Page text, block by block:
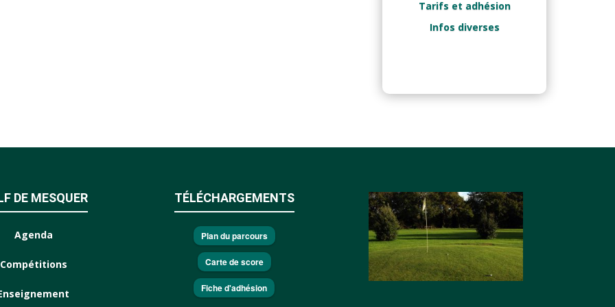
Tarifs et adhésion
Infos diverses
DE MESQUER
Agenda
Compétitions
TÉLÉCHARGEMENTS
Plan du parcours
Carte de score
Fiche d'adhésion